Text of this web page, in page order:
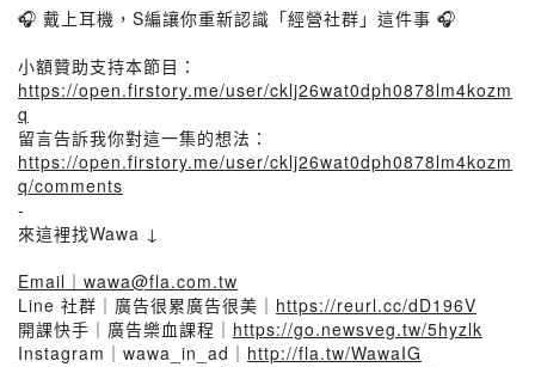
🎧 戴上耳機，S編讓你重新認識「經營社群」這件事 🎧
小額贊助支持本節目：
https://open.firstory.me/user/cklj26wat0dph0878lm4kozm
q
留言告訴我你對這一集的想法：
https://open.firstory.me/user/cklj26wat0dph0878lm4kozm
q/comments
-
來這裡找Wawa ↓
Email｜wawa@fla.com.tw
Line 社群｜廣告很累廣告很美｜ https://reurl.cc/dD196V
開課快手｜廣告樂血課程｜ https://go.newsveg.tw/5hyzlk
Instagram｜wawa_in_ad｜ http://fla.tw/WawaIG